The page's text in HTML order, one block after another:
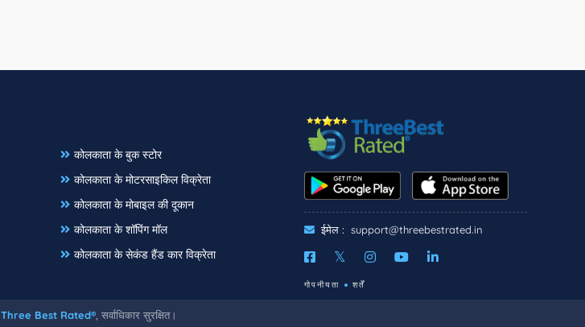
कोलकाता के बुक स्टोर
कोलकाता के मोटरसाइकिल विक्रेता
कोलकाता के मोबाइल की दूकान
कोलकाता के शॉपिंग मॉल
कोलकाता के सेकंड हैंड कार विक्रेता
ईमेल : support@threebestrated.in
गोपनीयता शर्तें
Three Best Rated®, सर्वाधिकार सुरक्षित।